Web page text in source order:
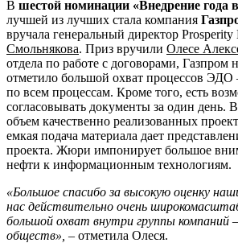
В шестой номинации «Внедрение года
лучшей из лучших стала компания
вручала генеральный директор Prosperity
Смольнякова. Приз вручили Олесе
отдела по работе с договорами,
отметило большой охват процессов ЭДО
по всем процессам. Кроме того, есть
согласовывать документы за один день.
объем качественно реализованных
емкая подача материала дает
проекта. Жюри импонирует большое
нефти к информационным технологиям.
«Большое спасибо за высокую оценку
нас действительно очень
большой охват внутри группы компаний
обществ», – отметила Олеся.